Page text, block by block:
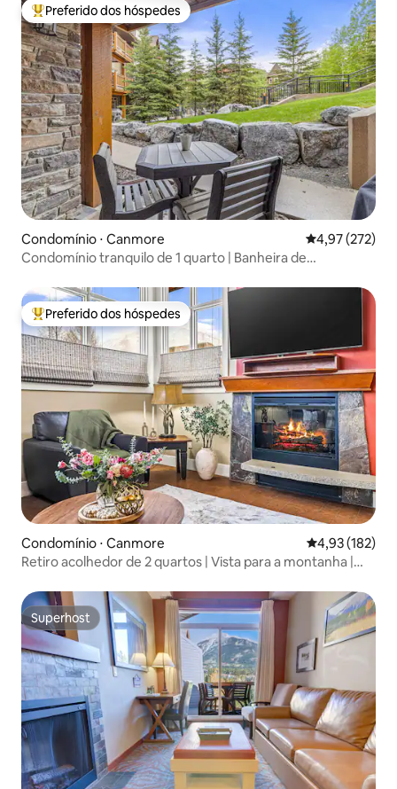
Entre os melhores preferidos dos hóspedes
Preferido dos hóspedes
Condomínio ⋅ Canmore 4,97 de uma
4,97 (272)
Condomínio tranquilo de 1 quarto | Banheira de
Entre os melhores preferidos dos hóspedes
Preferido dos hóspedes
Condomínio ⋅ Canmore 4,93 de uma
4,93 (182)
Retiro acolhedor de 2 quartos | Vista para a montanha |
Superhost
Superhost